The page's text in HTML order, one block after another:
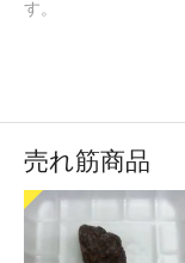
す。
売れ筋商品